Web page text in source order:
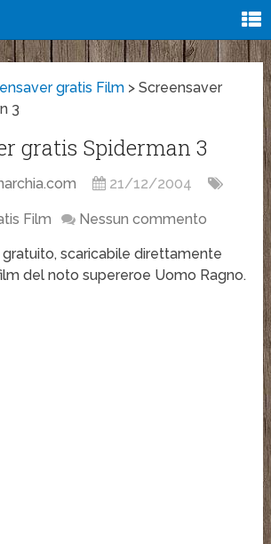
gratis Film >Screensaver
3
gratis Spiderman 3
21/12/2004
Film Nessun commento
scaricabile direttamente
del noto supereroe Uomo Ragno.